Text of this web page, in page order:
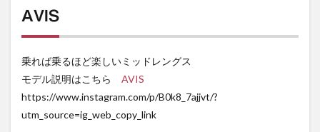
AVIS
乗れば乗るほど楽しいミッドレングス
モデル説明はこちら AVIS
https://www.instagram.com/p/B0k8_7ajjvt/?
utm_source=ig_web_copy_link